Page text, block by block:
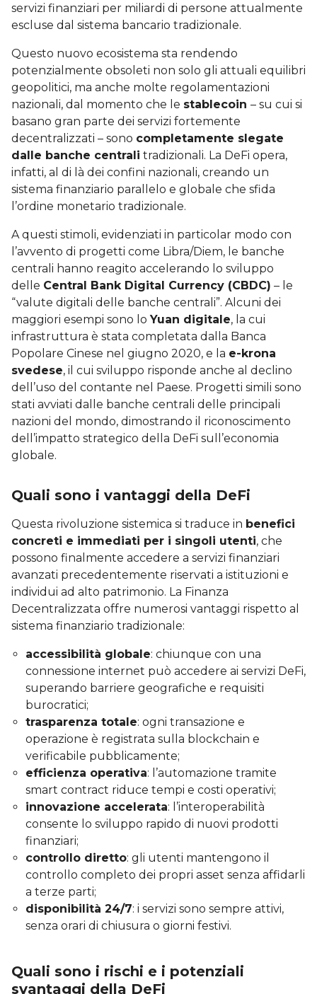
servizi finanziari per miliardi di persone attualmente
escluse dal sistema bancario tradizionale.
Questo nuovo ecosistema sta rendendo
potenzialmente obsoleti non solo gli attuali equilibri
geopolitici, ma anche molte regolamentazioni
nazionali, dal momento che le stablecoin – su cui si
basano gran parte dei servizi fortemente
decentralizzati – sono completamente slegate
dalle banche centrali tradizionali. La DeFi opera,
infatti, al di là dei confini nazionali, creando un
sistema finanziario parallelo e globale che sfida
l’ordine monetario tradizionale.
A questi stimoli, evidenziati in particolar modo con
l’avvento di progetti come Libra/Diem, le banche
centrali hanno reagito accelerando lo sviluppo
delle Central Bank Digital Currency (CBDC) – le
“valute digitali delle banche centrali”. Alcuni dei
maggiori esempi sono lo Yuan digitale, la cui
infrastruttura è stata completata dalla Banca
Popolare Cinese nel giugno 2020, e la e-krona
svedese, il cui sviluppo risponde anche al declino
dell’uso del contante nel Paese. Progetti simili sono
stati avviati dalle banche centrali delle principali
nazioni del mondo, dimostrando il riconoscimento
dell’impatto strategico della DeFi sull’economia
globale.
Quali sono i vantaggi della DeFi
Questa rivoluzione sistemica si traduce in benefici
concreti e immediati per i singoli utenti, che
possono finalmente accedere a servizi finanziari
avanzati precedentemente riservati a istituzioni e
individui ad alto patrimonio. La Finanza
Decentralizzata offre numerosi vantaggi rispetto al
sistema finanziario tradizionale:
accessibilità globale: chiunque con una
connessione internet può accedere ai servizi DeFi,
superando barriere geografiche e requisiti
burocratici;
trasparenza totale: ogni transazione e
operazione è registrata sulla blockchain e
verificabile pubblicamente;
efficienza operativa: l’automazione tramite
smart contract riduce tempi e costi operativi;
innovazione accelerata: l’interoperabilità
consente lo sviluppo rapido di nuovi prodotti
finanziari;
controllo diretto: gli utenti mantengono il
controllo completo dei propri asset senza affidarli
a terze parti;
disponibilità 24/7: i servizi sono sempre attivi,
senza orari di chiusura o giorni festivi.
Quali sono i rischi e i potenziali
svantaggi della DeFi